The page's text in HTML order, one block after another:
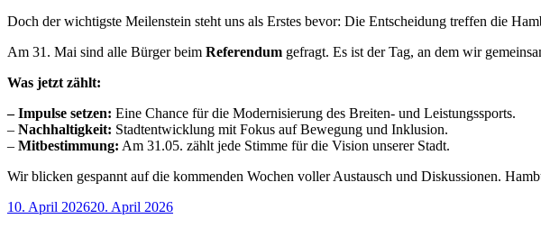
Doch der wichtigste Meilenstein steht uns als Erstes bevor: Die Entscheidung treffen die
Am 31. Mai sind alle Bürger beim Referendum gefragt. Es ist der Tag, an dem wir
Was jetzt zählt:
– Impulse setzen: Eine Chance für die Modernisierung des Breiten- und Leistungssports.
– Nachhaltigkeit: Stadtentwicklung mit Fokus auf Bewegung und Inklusion.
– Mitbestimmung: Am 31.05. zählt jede Stimme für die Vision unserer Stadt.
Wir blicken gespannt auf die kommenden Wochen voller Austausch und Diskussionen.
Veröffentlicht
10. April 202620. April 2026